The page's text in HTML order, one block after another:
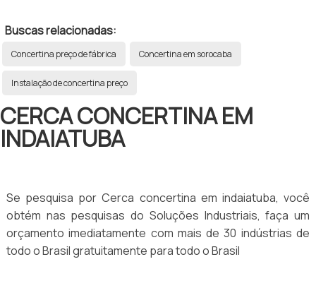
Buscas relacionadas:
Concertina preço de fábrica Concertina em sorocaba
Instalação de concertina preço
CERCA CONCERTINA EM
INDAIATUBA
Se pesquisa por Cerca concertina em indaiatuba, você
obtém nas pesquisas do Soluções Industriais, faça um
orçamento imediatamente com mais de 30 indústrias de
todo o Brasil gratuitamente para todo o Brasil